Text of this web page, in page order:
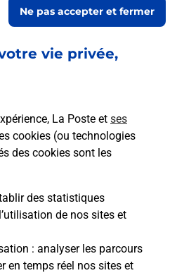
vie privée,
La Poste et ses
cookies (ou technologies
des cookies sont les
des statistiques
de nos sites et
: analyser les parcours
en temps réel nos sites et
Ne pas accepter et fermer
ou reconditionné
pas cher proche
notre offre de
dans vos bureaux de
EN VELAY (43290) !
En